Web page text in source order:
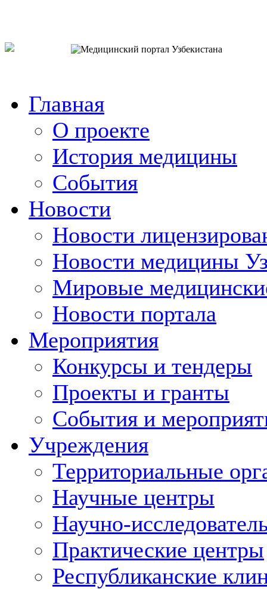
Главная
О проекте
История медицины
События
Новости
Новости
Новости медицины
Мировые
Новости портала
Мероприятия
Конкурсы и тендеры
Проекты и гранты
События и
Учреждения
Территориальные
Научные центры
Научно-
Практические центры
Республиканские